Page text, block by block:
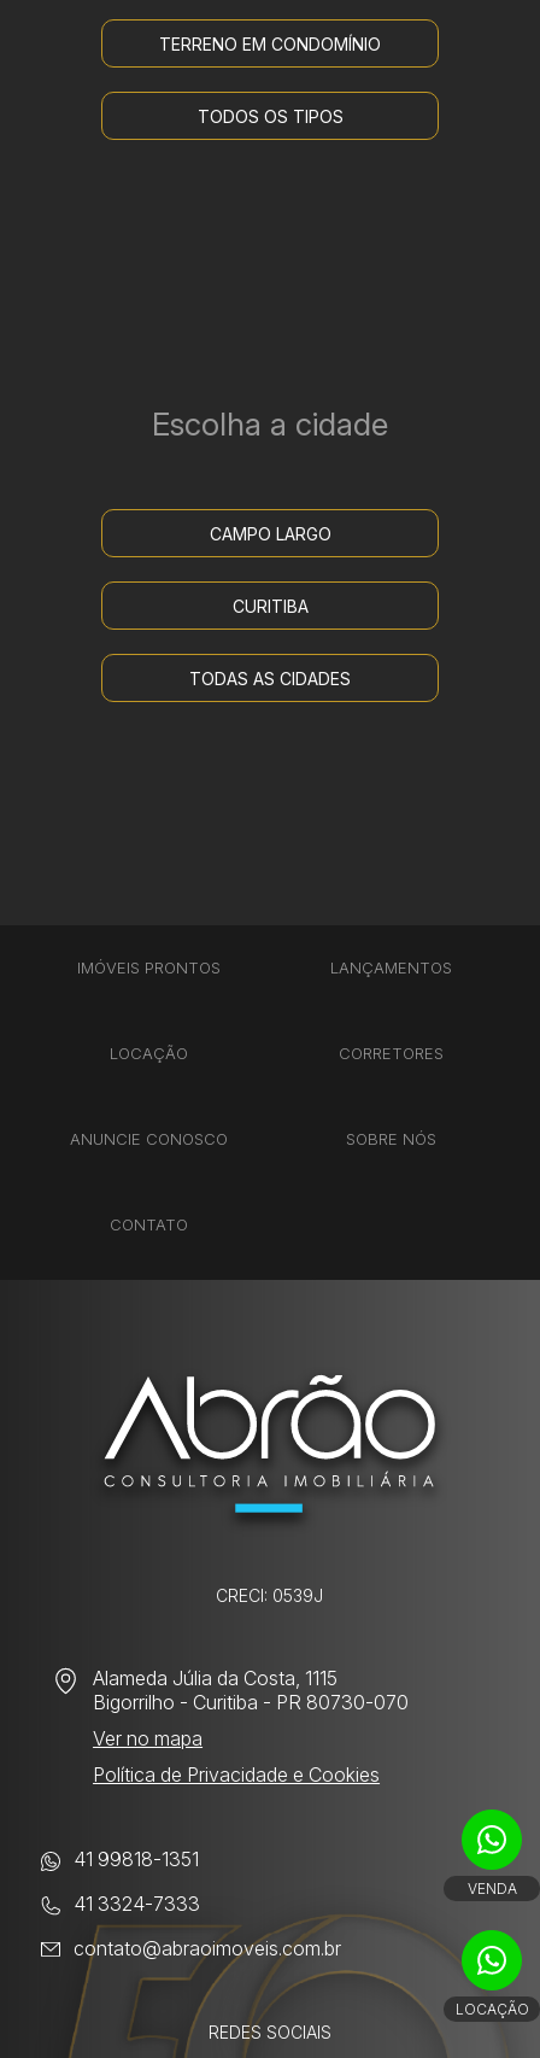
TERRENO EM CONDOMÍNIO
TODOS OS TIPOS
Escolha a cidade
CAMPO LARGO
CURITIBA
TODAS AS CIDADES
IMÓVEIS PRONTOS LANÇAMENTOS
LOCAÇÃO CORRETORES
ANUNCIE CONOSCO SOBRE NÓS
CONTATO
CRECI: 0539J
Alameda Júlia da Costa, 1115
Bigorrilho - Curitiba - PR 80730-070
Ver no mapa
Política de Privacidade e Cookies
41 99818-1351
41 3324-7333
contato@abraoimoveis.com.br
REDES SOCIAIS
VENDA
LOCAÇÃO